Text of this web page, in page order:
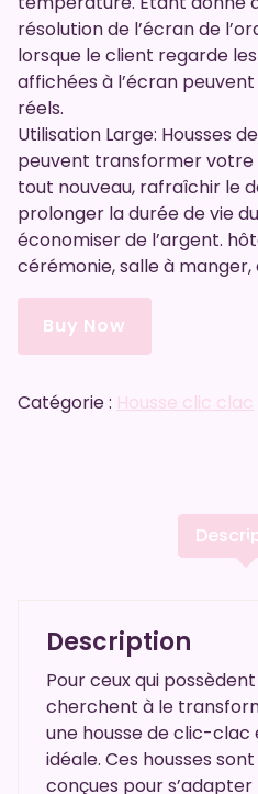
résolution de l’écran de
lorsque le client regarde
affichées à l’écran
réels.
Utilisation Large: Housses
peuvent transformer
tout nouveau, rafraîchir le
prolonger la durée de vie
économiser de l’argent.
cérémonie, salle à manger,
Buy Now
Catégorie : Housse clic clac
Description
Pour ceux qui
cherchent à le
une housse de clic-clac
idéale. Ces housses
conçues pour